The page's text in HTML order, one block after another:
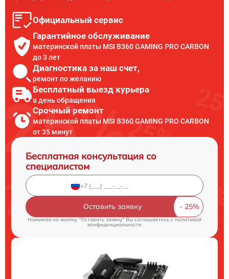
Официальный сервис
Гарантийное обслуживание
материнской платы MSI B360 GAMING PRO CARBON
до 3 лет
Диагностика за наш счет,
ремонт по желанию
Бесплатный выезд курьера
в день обращения
Срочный ремонт
материнской платы MSI B360 GAMING PRO CARBON
от 35 минут
Бесплатная консультация со
специалистом
Оставить заявку
Нажимая на кнопку "Оставить заявку" Вы соглашаетесь cполитикой
конфиденциальности